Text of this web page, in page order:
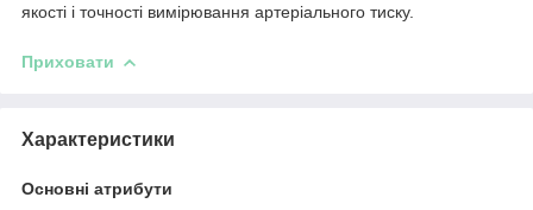
якості і точності вимірювання артеріального тиску.
Приховати
Характеристики
Основні атрибути